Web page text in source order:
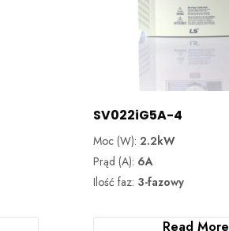
SV022iG5A-4
Moc (W): 2.2kW
Prąd (A): 6A
Ilość faz: 3-fazowy
Read More